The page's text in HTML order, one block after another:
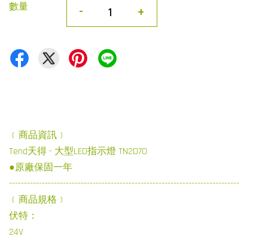
數量 - +
﹝商品資訊﹞
Tend天得 - 大型LED指示燈 TN2D7O
●原廠保固一年
-----------------------------------------------------------------------------
﹝商品規格﹞
伏特：
24V